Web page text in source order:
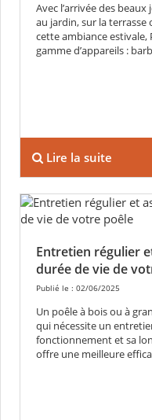
Avec l’arrivée des
au jardin, sur la terrasse
cette ambiance
gamme d’appareils :
Lire la suite
Entretien régulier
durée de vie de
Publié le : 02/06/2025
Un poêle à bois ou à
qui nécessite un
fonctionnement et sa
offre une meilleure